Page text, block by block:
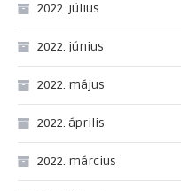
2022. július
2022. június
2022. május
2022. április
2022. március